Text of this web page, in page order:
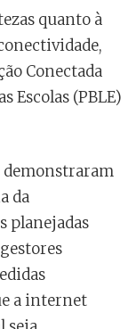
quanto à
Conectada
Escolas (PBLE)
demonstraram
da
planejadas
a internet